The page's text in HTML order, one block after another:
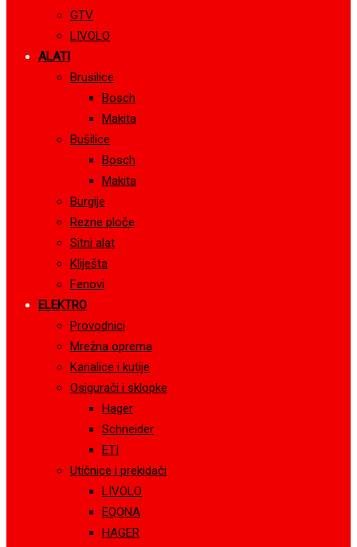
GTV
LIVOLO
ALATI
Brusilice
Bosch
Makita
Bušilice
Bosch
Makita
Burgije
Rezne ploče
Sitni alat
Kliješta
Fenovi
ELEKTRO
Provodnici
Mrežna oprema
Kanalice i kutije
Osigurači i sklopke
Hager
Schneider
ETI
Utičnice i prekidači
LIVOLO
EQONA
HAGER